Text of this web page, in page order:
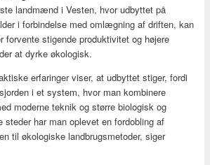
landmænd i Vesten, hvor udbyttet på
i forbindelse med omlægning af driften, kan
forvente stigende produktivitet og højere
at dyrke økologisk.
erfaringer viser, at udbyttet stiger, fordi
i et system, hvor man kombinere
moderne teknik og større biologisk og
steder har man oplevet en fordobling af
til økologiske landbrugsmetoder, siger